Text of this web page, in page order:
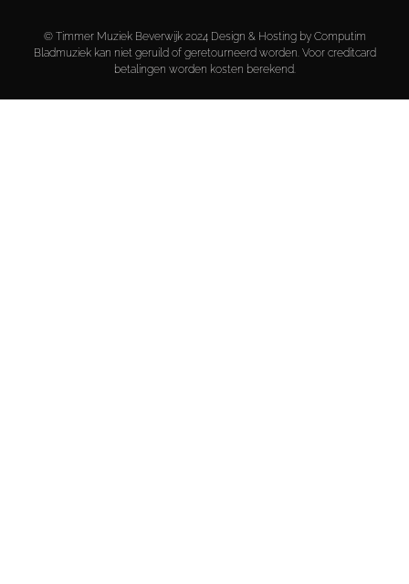
© Timmer Muziek Beverwijk 2024 Design & Hosting by Computim
Bladmuziek kan niet geruild of geretourneerd worden. Voor creditcard
betalingen worden kosten berekend.